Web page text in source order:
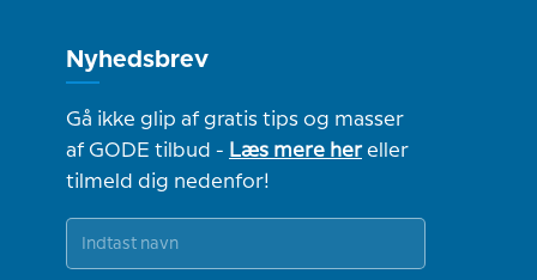
Nyhedsbrev
Gå ikke glip af gratis tips og masser
af GODE tilbud - Læs mere hereller
tilmeld dig nedenfor!